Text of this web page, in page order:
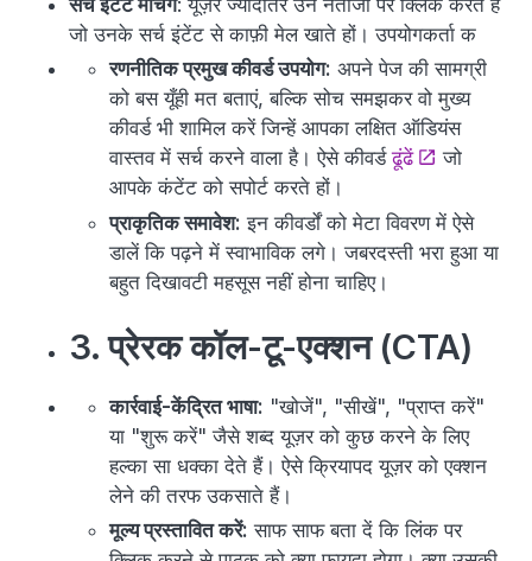
सर्च इंटेंट मैचिंग: यूज़र ज्यादातर उन नतीजों पर क्लिक करते हैं
जो उनके सर्च इंटेंट से काफ़ी मेल खाते हों। उपयोगकर्ता क
रणनीतिक प्रमुख कीवर्ड उपयोग: अपने पेज की सामग्री
को बस यूँही मत बताएं, बल्कि सोच समझकर वो मुख्य
कीवर्ड भी शामिल करें जिन्हें आपका लक्षित ऑडियंस
वास्तव में सर्च करने वाला है। ऐसे कीवर्डढूंढें
जो
आपके कंटेंट को सपोर्ट करते हों।
प्राकृतिक समावेश: इन कीवर्डों को मेटा विवरण में ऐसे
डालें कि पढ़ने में स्वाभाविक लगे। जबरदस्ती भरा हुआ या
बहुत दिखावटी महसूस नहीं होना चाहिए।
3. प्रेरक कॉल-टू-एक्शन (CTA)
कार्रवाई-केंद्रित भाषा: "खोजें", "सीखें", "प्राप्त करें"
या "शुरू करें" जैसे शब्द यूज़र को कुछ करने के लिए
हल्का सा धक्का देते हैं। ऐसे क्रियापद यूज़र को एक्शन
लेने की तरफ उकसाते हैं।
मूल्य प्रस्तावित करें: साफ साफ बता दें कि लिंक पर